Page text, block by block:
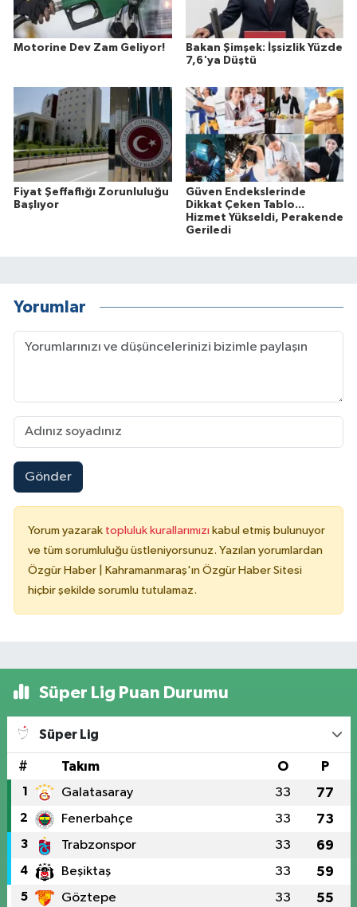
Motorine Dev Zam Geliyor!
Bakan Şimşek: İşsizlik Yüzde
7,6'ya Düştü
Fiyat Şeffaflığı Zorunluluğu
Başlıyor
Güven Endekslerinde
Dikkat Çeken Tablo...
Hizmet Yükseldi, Perakende
Geriledi
Yorumlar
Gönder
Yorum yazarak topluluk kurallarımızı kabul etmiş bulunuyor
ve tüm sorumluluğu üstleniyorsunuz. Yazılan yorumlardan
Özgür Haber | Kahramanmaraş'ın Özgür Haber Sitesi
hiçbir şekilde sorumlu tutulamaz.
Süper Lig Puan Durumu
Süper Lig
# Takım O P
1 Galatasaray 33 77
2 Fenerbahçe 33 73
3 Trabzonspor 33 69
4 Beşiktaş 33 59
5 Göztepe 33 55